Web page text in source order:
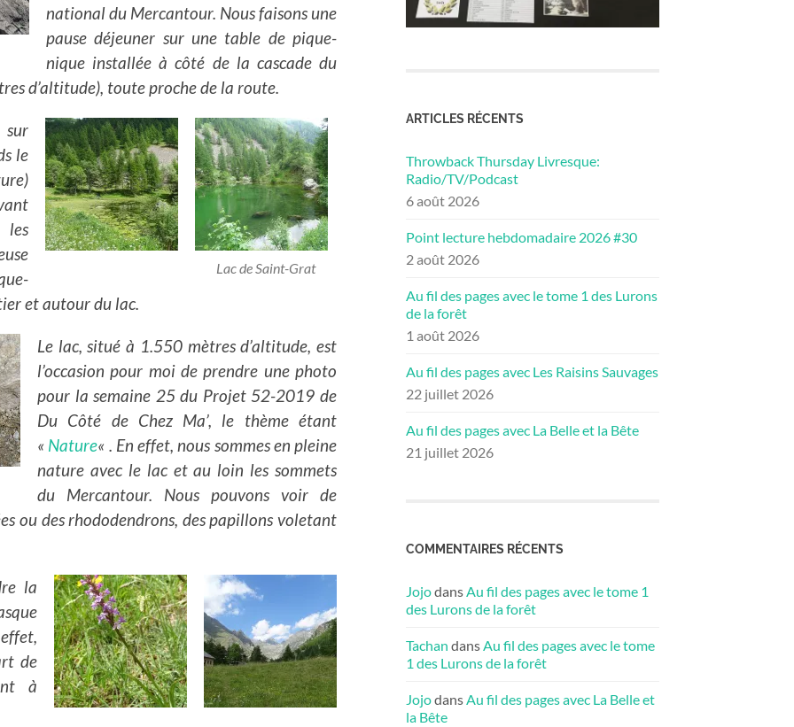
national du Mercantour. Nous faisons une
pause déjeuner sur une table de pique-
nique installée à côté de la cascade du
d’altitude), toute proche de la route.
Lac de Saint-Grat
le
les
et autour du lac.
Le lac, situé à 1.550 mètres d’altitude, est
l’occasion pour moi de prendre une photo
pour la semaine 25 du Projet 52-2019 de
Du Côté de Chez Ma’, le thème étant
« Nature« . En effet, nous sommes en pleine
nature avec le lac et au loin les sommets
du Mercantour. Nous pouvons voir de
ou des rhododendrons, des papillons voletant
la
de
à
ARTICLES RÉCENTS
Throwback Thursday Livresque:
Radio/TV/Podcast
6 août 2026
Point lecture hebdomadaire 2026 #30
2 août 2026
Au fil des pages avec le tome 1 des Lurons
de la forêt
1 août 2026
Au fil des pages avec Les Raisins Sauvages
22 juillet 2026
Au fil des pages avec La Belle et la Bête
21 juillet 2026
COMMENTAIRES RÉCENTS
JojodansAu fil des pages avec le tome 1
des Lurons de la forêt
Tachan dansAu fil des pages avec le tome
1 des Lurons de la forêt
JojodansAu fil des pages avec La Belle et
la Bête